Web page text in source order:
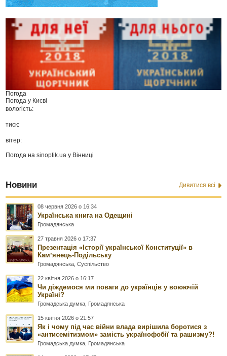
Погода
Погода у Києві
вологість:
тиск:
вітер:
Погода наsinoptik.ua у Вінниці
Новини Дивитися всі
08 червня 2026 о 16:34
Українська книга на Одещині
Громадянська
27 травня 2026 о 17:37
Презентація «Історії української Конституції» в
Камʼянець-Подільську
Громадянська ,Суспільство
22 квітня 2026 о 16:17
Чи діждемося ми поваги до українців у воюючій
Україні?
Громадська думка Громадянська
15 квітня 2026 о 21:57
Як і чому під час війни влада вирішила боротися з
«антисемітизмом» замість українофобії та рашизму?!
Громадська думка Громадянська